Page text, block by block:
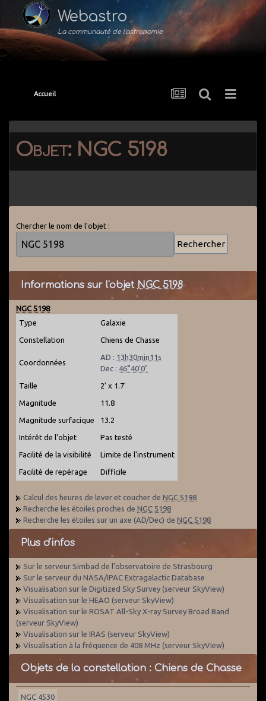
Webastro
La communauté de l'astronomie
Accueil
Objet: NGC 5198
Chercher le nom de l'objet :
Informations sur l'objet NGC 5198
NGC 5198
Type
Galaxie
Constellation Chiens de Chasse
Coordonnées
AD : 13h30min11s
Dec : 46°40'0"
Taille 2' x 1.7'
Magnitude 11.8
Magnitude surfacique 13.2
Intérêt de l'objet Pas testé
Facilité de la visibilité Limite de l'instrument
Facilité de repérage Difficile
Calcul des heures de lever et coucher de NGC 5198
Recherche les étoiles proches de NGC 5198
Recherche les étoiles sur un axe (AD/Dec) de NGC 5198
Plus d'infos
Sur le serveur Simbad de l'observatoire de Strasbourg
Sur le serveur du NASA/IPAC Extragalactic Database
Visualisation sur le Digitized Sky Survey (serveur SkyView)
Visualisation sur le HEAO (serveur SkyView)
Visualisation sur le ROSAT All-Sky X-ray Survey Broad Band
(serveur SkyView)
Visualisation sur le IRAS (serveur SkyView)
Visualisation à la fréquence de 408 MHz (serveur SkyView)
Objets de la constellation : Chiens de Chasse
NGC 4530